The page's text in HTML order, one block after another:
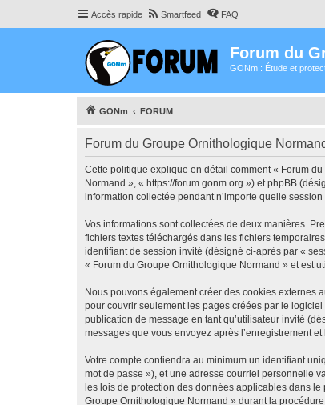
Accès rapide Smartfeed FAQ
Forum du
GONm : Étude et
GONm FORUM
Forum du Groupe Ornithologique
Cette politique explique en détail comment « Forum
Normand », « https://forum.gonm.org ») et phpBB
information collectée pendant n’importe quelle
Vos informations sont collectées de deux manières.
fichiers textes téléchargés dans les fichiers
identifiant de session invité (désigné ci-après par «
« Forum du Groupe Ornithologique Normand » et est
Nous pouvons également créer des cookies externes
pour couvrir seulement les pages créées par le
publication de message en tant qu’utilisateur invité
messages que vous envoyez après l’enregistrement
Votre compte contiendra au minimum un identifiant
mot de passe »), et une adresse courriel personnelle
les lois de protection des données applicables dans
Groupe Ornithologique Normand » durant la